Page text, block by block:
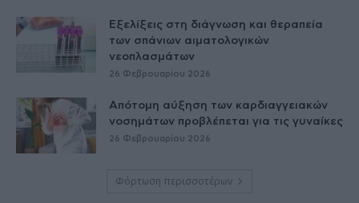
Εξελίξεις στη διάγνωση και θεραπεία
των σπάνιων αιματολογικών
νεοπλασμάτων
26 Φεβρουαρίου 2026
Απότομη αύξηση των καρδιαγγειακών
νοσημάτων προβλέπεται για τις γυναίκες
26 Φεβρουαρίου 2026
Φόρτωση περισσοτέρων